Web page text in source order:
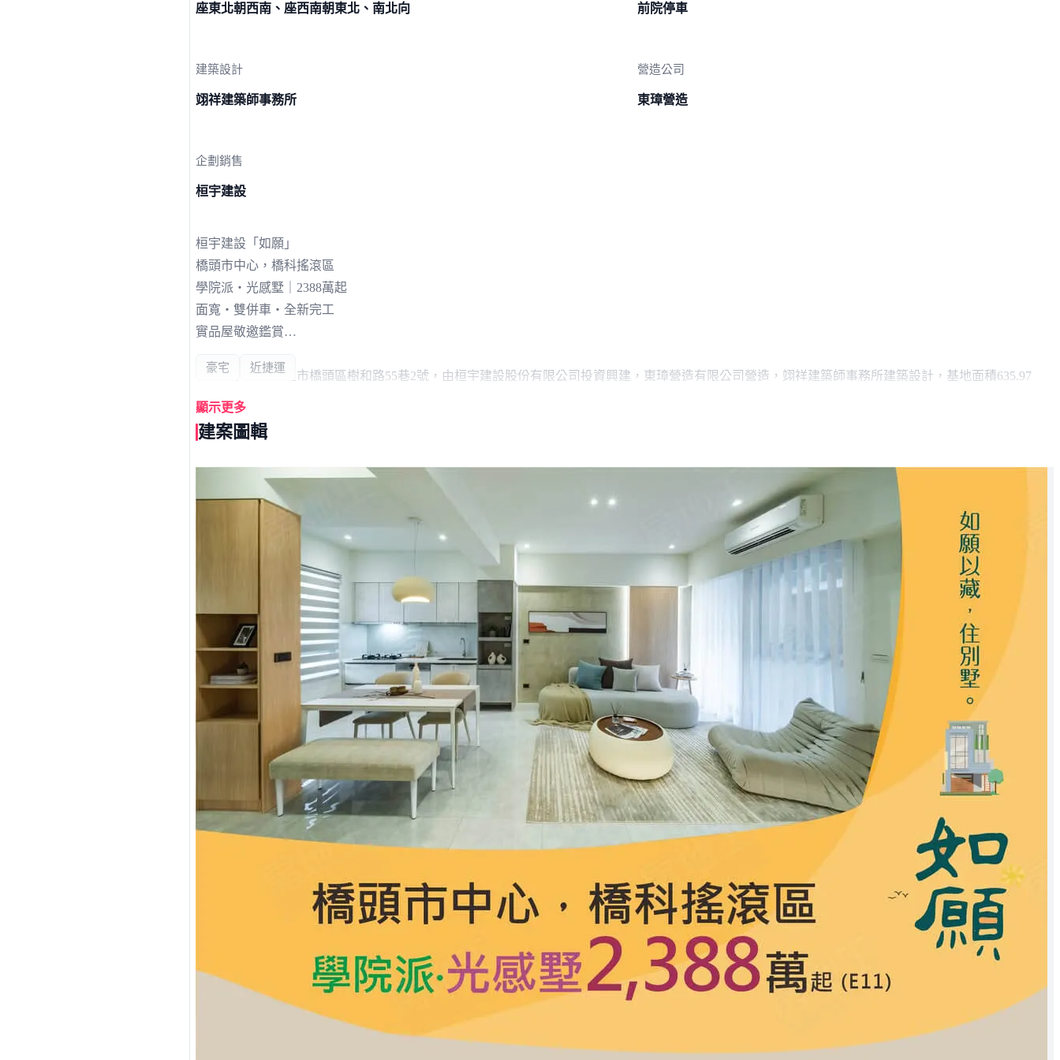
座東北朝西南、座西南朝東北、南北向 前院停車
建築設計
翊祥建築師事務所
營造公司
東璋營造
企劃銷售
桓宇建設
桓宇建設「如願」
橋頭市中心，橋科搖滾區
學院派‧光感墅｜2388萬起
面寬・雙併車‧全新完工
實品屋敬邀鑑賞
「如願」位於高雄市橋頭區樹和路55巷2號，由桓宇建設股份有限公司投資興建，東璋營造有限公司營造，翊祥建築師事務所建築設計，基地面積635.97
坪、建蔽率59.73％，樓層規劃為28棟地上4層建築，共有28戶住家，坪數規劃地坪(19~39坪)，建坪(51~88坪)。
車位規劃1樓停車，結構採RC鋼筋混凝土。
周邊環境，車程約4分鐘即可抵達學區仕隆國小，距橋頭國中則約2分鐘車程。公共建設方面，步行約4分鐘可至竹林公園，距高雄市立圖書館橋頭分館約步
行7分鐘路程。生活採買方面，步行約3分鐘可達全聯福利中心橋頭隆豐店，距814生鮮超市橋頭店約步行10分鐘路程。
交通方面，可利用捷運橋頭火車站、捷運橋頭糖廠站、橋頭火車站、國1岡山交流道、台1線。
豪宅 近捷運
顯示更多
建案圖輯